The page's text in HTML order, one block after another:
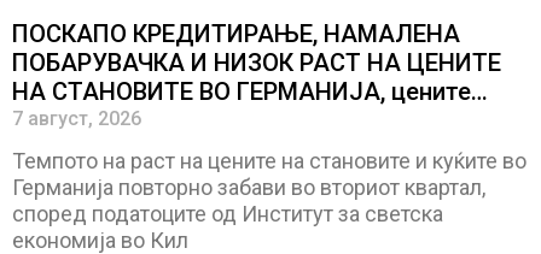
ПОСКАПО КРЕДИТИРАЊЕ, НАМАЛЕНА
ПОБАРУВАЧКА И НИЗОК РАСТ НА ЦЕНИТЕ
НА СТАНОВИТЕ ВО ГЕРМАНИЈА, цените
паднаа во Штутгарт градот на
автомобилската индустрија која е во криза
7 август, 2026
Темпото на раст на цените на становите и куќите во
Германија повторно забави во вториот квартал,
според податоците од Институт за светска
економија во Кил